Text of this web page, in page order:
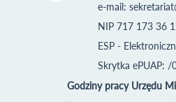
e-mail:
NIP 717 173 36
ESP -
Skrytka ePUAP:
Godziny pracy Urzędu